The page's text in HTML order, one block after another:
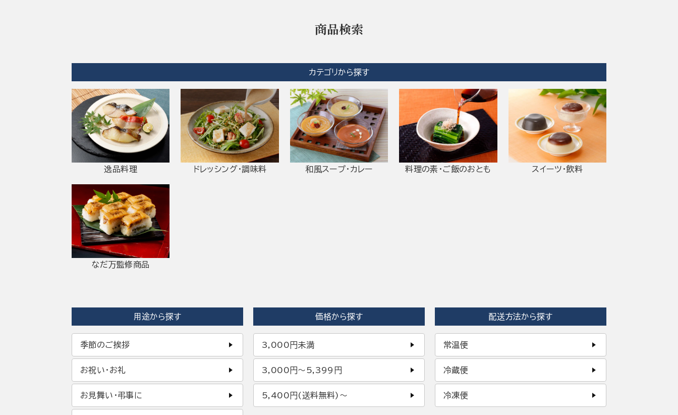
商品検索
カテゴリから探す
逸品料理 ドレッシング・調味料 和風スープ・カレー 料理の素・ご飯のおとも スイーツ・飲料
なだ万監修商品
用途から探す
季節のご挨拶
お祝い・お礼
お見舞い・弔事に
価格から探す
3,000円未満
3,000円〜5,399円
5,400円(送料無料)〜
配送方法から探す
常温便
冷蔵便
冷凍便